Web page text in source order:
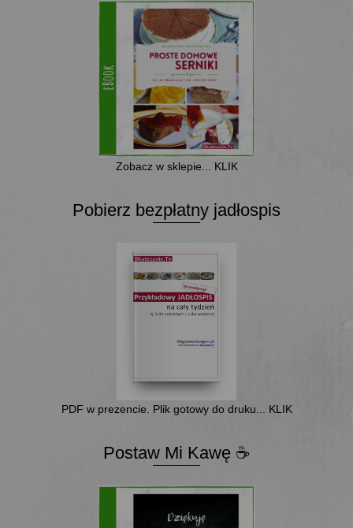
Zobacz w sklepie... KLIK
Pobierz bezpłatny jadłospis
PDF w prezencie. Plik gotowy do druku... KLIK
Postaw Mi Kawę ☕